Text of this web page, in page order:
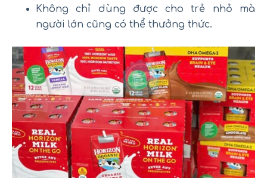
Không chỉ dùng được cho trẻ nhỏ mà
người lớn cũng có thể thưởng thức.